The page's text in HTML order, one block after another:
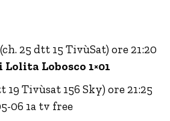
(ch. 25 dtt 15 TivùSat) ore 21:20
Lobosco 1×01
19 Tivùsat 156 Sky) ore 21:25
06 1a tv free